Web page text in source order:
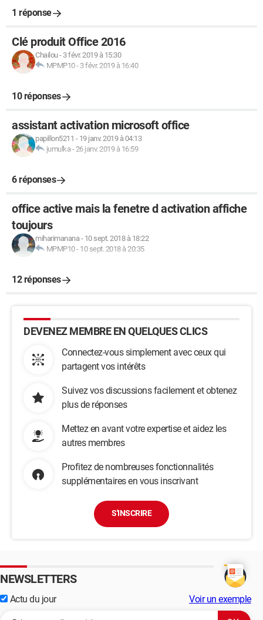
1 réponse
Clé produit Office 2016
Chailou- 3 févr. 2019 à 15:30
MPMP10- 3 févr. 2019 à 16:40
10 réponses
assistant activation microsoft office
papillon5211 - 19 janv. 2019 à 04:13
jumulka -26 janv. 2019 à 16:59
6 réponses
office active mais la fenetre d activation affiche
toujours
miharimanana- 10 sept. 2018 à 18:22
MPMP10- 10 sept. 2018 à 20:35
12 réponses
DEVENEZ MEMBRE EN QUELQUES CLICS
Connectez-vous simplement avec ceux qui
partagent vos intérêts
Suivez vos discussions facilement et obtenez
plus de réponses
Mettez en avant votre expertise et aidez les
autres membres
Profitez de nombreuses fonctionnalités
supplémentaires en vous inscrivant
S'INSCRIRE
NEWSLETTERS
Actu du jour Voir un exemple